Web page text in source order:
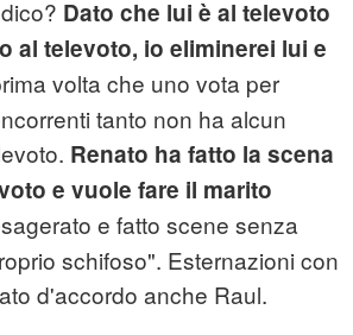
Dato che lui è al televoto
al televoto, io eliminerei lui e
volta che uno vota per
tanto non ha alcun
Renato ha fatto la scena
e vuole fare il marito
e fatto scene senza
schifoso". Esternazioni con
d'accordo anche Raul.